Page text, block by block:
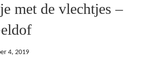
met de vlechtjes –
4, 2019